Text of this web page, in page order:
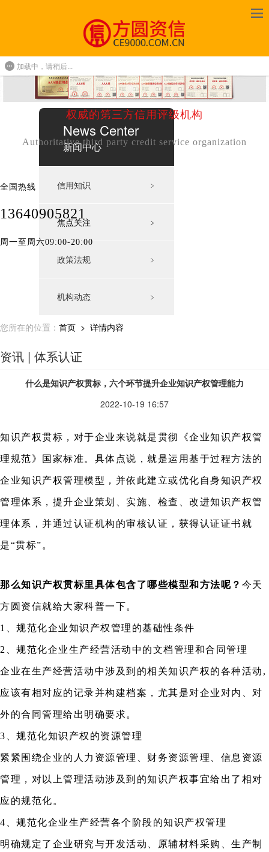
权威的第三方信用评级机构
Authoritative third party credit service organization
全国热线
13640905821
周一至周六09:00-20:00
News Center
新闻中心
信用知识 ﹥
焦点关注 ﹥
政策法规 ﹥
机构动态 ﹥
您所在的位置： 首页 > 详情内容
资讯 | 体系认证
什么是知识产权贯标，六个环节提升企业知识产权管理能力
2022-10-19 16:57
知识产权贯标，对于企业来说就是贯彻《企业知识产权管
理规范》国家标准。具体点说，就是运用基于过程方法的
企业知识产权管理模型，并依此建立或优化自身知识产权
管理体系，提升企业策划、实施、检查、改进知识产权管
理体系，并通过认证机构的审核认证，获得认证证书就
是“贯标”。
那么知识产权贯标里具体包含了哪些模型和方法呢？ 今天
方圆资信就给大家科普一下。
1、规范化企业知识产权管理的基础性条件
2、规范化企业生产经营活动中的文档管理和合同管理
企业在生产经营活动中涉及到的相关知识产权的各种活动,
应该有相对应的记录并构建档案，尤其是对企业对内、对
外的合同管理给出明确要求。
3、规范化知识产权的资源管理
紧紧围绕企业的人力资源管理、财务资源管理、信息资源
管理，对以上管理活动涉及到的知识产权事宜给出了相对
应的规范化。
4、规范化企业生产经营各个阶段的知识产权管理
明确规定了企业研究与开发活动、原辅材料采购、生产制
加载中，请稍后...